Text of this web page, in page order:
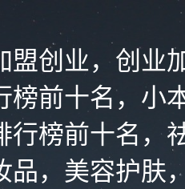
创业，创业
前十名，小
榜前十名，
，美容护肤